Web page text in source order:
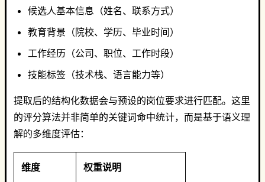
候选人基本信息（姓名、联系方式）
教育背景（院校、学历、毕业时间）
工作经历（公司、职位、工作时段）
技能标签（技术栈、语言能力等）
提取后的结构化数据会与预设的岗位要求进行匹配。这里
的评分算法并非简单的关键词命中统计，而是基于语义理
解的多维度评估：
维度 权重说明